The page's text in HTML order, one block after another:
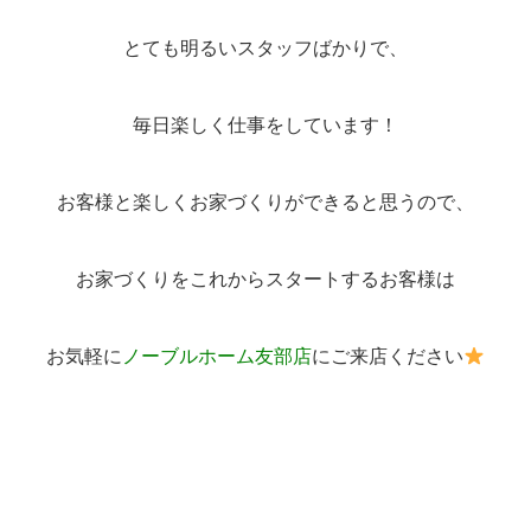
とても明るいスタッフばかりで、
毎日楽しく仕事をしています！
お客様と楽しくお家づくりができると思うので、
お家づくりをこれからスタートするお客様は
お気軽に ノーブルホーム友部店にご来店ください